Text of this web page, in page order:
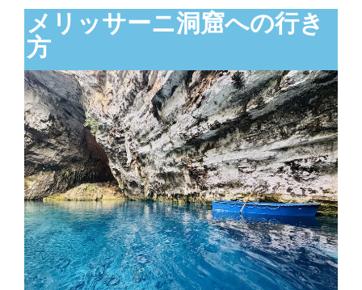
メリッサーニ洞窟への行き
方